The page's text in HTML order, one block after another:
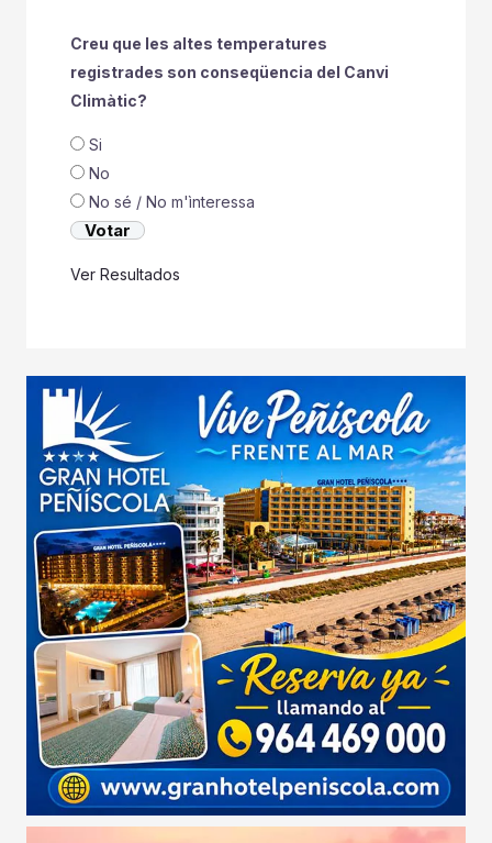
Creu que les altes temperatures
registrades son conseqüencia del Canvi
Climàtic?
Si
No
No sé / No m'ìnteressa
Ver Resultados